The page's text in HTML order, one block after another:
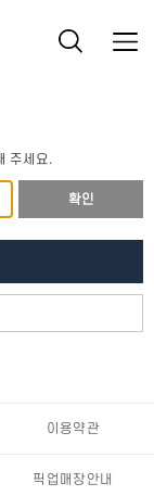
주세요.
확인
이용약관
픽업매장안내